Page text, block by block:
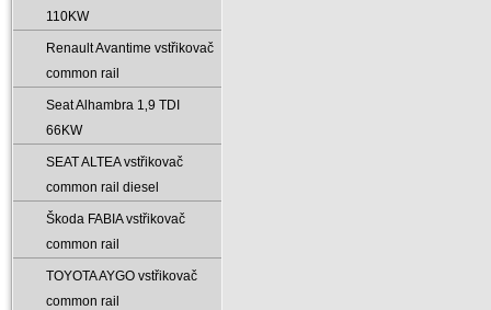
110KW
Renault Avantime vstřikovač
common rail
Seat Alhambra 1‚9 TDI
66KW
SEAT ALTEA vstřikovač
common rail diesel
Škoda FABIA vstřikovač
common rail
TOYOTA AYGO vstřikovač
common rail